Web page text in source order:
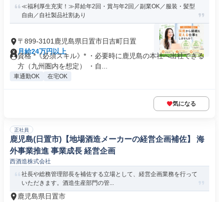
≪福利厚生充実！≫昇給年2回・賞与年2回／副業OK／服装・髪型
自由／自社製品社割あり
〒899-3101鹿児島県日置市日吉町日置
月給24万円以上
資格 *《必須スキル》* ・必要時に鹿児島の本社へ出社できる
方（九州圏内を想定） ・自...
車通勤OK 在宅OK
気になる
正社員
鹿児島(日置市)【地場酒造メーカーの経営企画補佐】 海
外事業推進 事業成長 経営企画
西酒造株式会社
社長や総務管理部長を補佐する立場として、経営企画業務を行って
いただきます。酒造生産部門の管...
鹿児島県日置市